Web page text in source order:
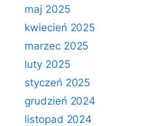
maj 2025
kwiecień 2025
marzec 2025
luty 2025
styczeń 2025
grudzień 2024
listopad 2024